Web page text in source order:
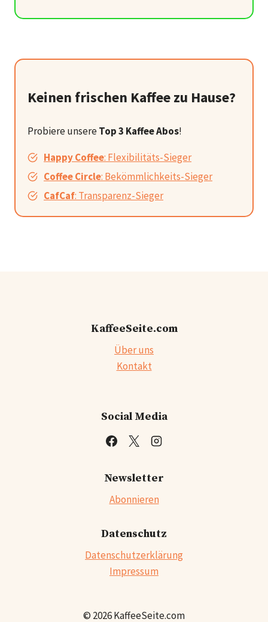
Keinen frischen Kaffee zu Hause?
Probiere unsereTop 3 Kaffee Abos!
Happy Coffee: Flexibilitäts-Sieger
Coffee Circle: Bekömmlichkeits-Sieger
CafCaf: Transparenz-Sieger
KaffeeSeite.com
Über uns
Kontakt
Social Media
Newsletter
Abonnieren
Datenschutz
Datenschutzerklärung
Impressum
© 2026 KaffeeSeite.com